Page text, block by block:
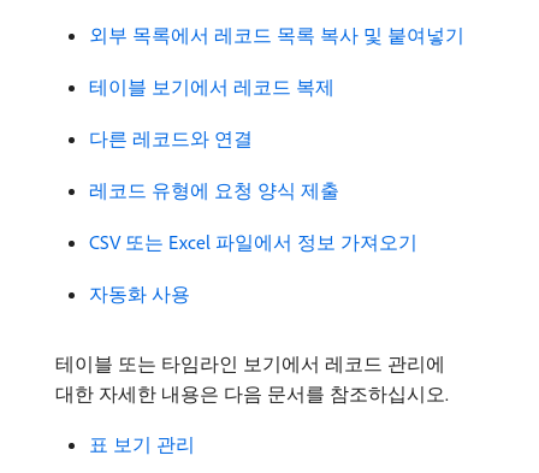
외부 목록에서 레코드 목록 복사 및 붙여넣기
테이블 보기에서 레코드 복제
다른 레코드와 연결
레코드 유형에 요청 양식 제출
CSV 또는 Excel 파일에서 정보 가져오기
자동화 사용
테이블 또는 타임라인 보기에서 레코드 관리에
대한 자세한 내용은 다음 문서를 참조하십시오.
표 보기 관리